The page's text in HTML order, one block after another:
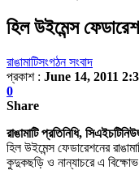
হিল উইমেন্স
রাঙামাটিসংগঠন সংবাদ
প্রকাশ : June 14, 2011
0
Share
রাঙামাটি প্রতিনিধি,
হিল উইমেন্স ফেডারেশনের
কুদুকছড়ি ও নান্যাচরে এ